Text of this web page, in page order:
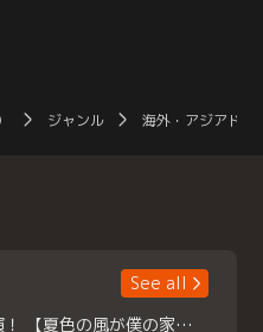
ジャンル 海外・アジアドラ
See all
浮所飛貴主演！ 【夏色の風が僕の家にやってきた】 本日よりテラサで独占配信スタート！